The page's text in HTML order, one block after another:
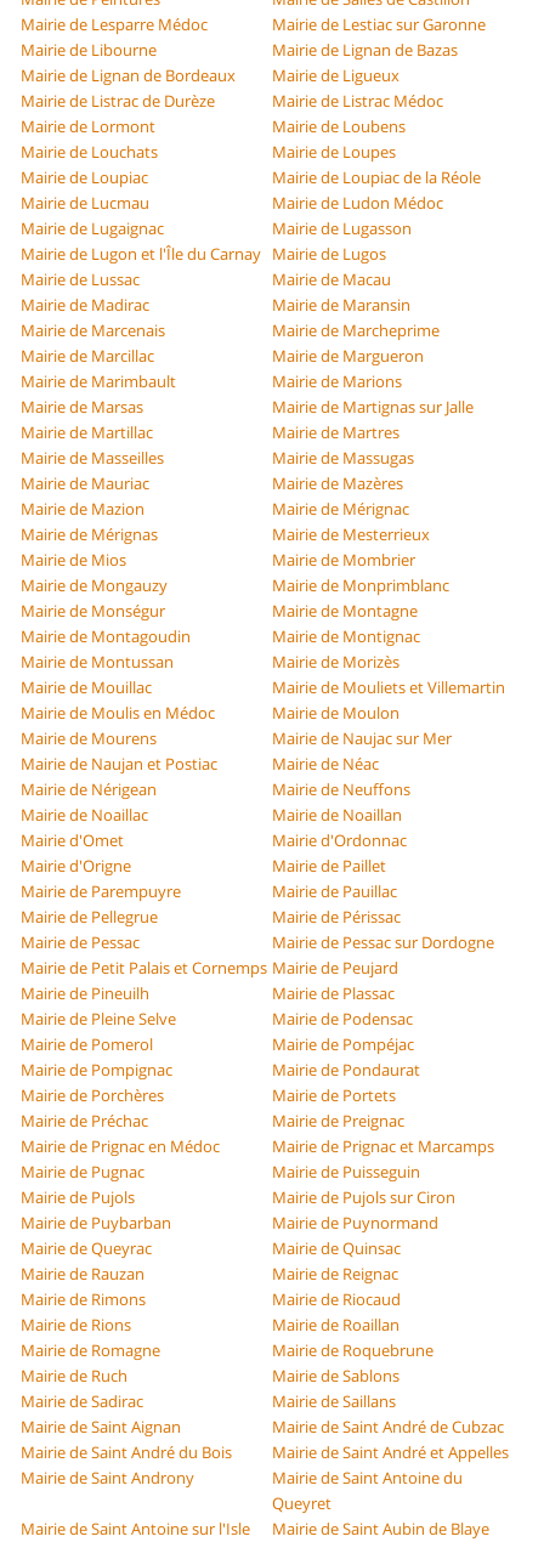
Mairie de Lesparre Médoc
Mairie de Lestiac sur Garonne
Mairie de Libourne
Mairie de Lignan de Bazas
Mairie de Lignan de Bordeaux
Mairie de Ligueux
Mairie de Listrac de Durèze
Mairie de Listrac Médoc
Mairie de Lormont
Mairie de Loubens
Mairie de Louchats
Mairie de Loupes
Mairie de Loupiac
Mairie de Loupiac de la Réole
Mairie de Lucmau
Mairie de Ludon Médoc
Mairie de Lugaignac
Mairie de Lugasson
Mairie de Lugon et l'Île du Carnay Mairie de Lugos
Mairie de Lussac
Mairie de Macau
Mairie de Madirac
Mairie de Maransin
Mairie de Marcenais
Mairie de Marcheprime
Mairie de Marcillac
Mairie de Margueron
Mairie de Marimbault
Mairie de Marions
Mairie de Marsas
Mairie de Martignas sur Jalle
Mairie de Martillac
Mairie de Martres
Mairie de Masseilles
Mairie de Massugas
Mairie de Mauriac
Mairie de Mazères
Mairie de Mazion
Mairie de Mérignac
Mairie de Mérignas
Mairie de Mesterrieux
Mairie de Mios
Mairie de Mombrier
Mairie de Mongauzy
Mairie de Monprimblanc
Mairie de Monségur
Mairie de Montagne
Mairie de Montagoudin
Mairie de Montignac
Mairie de Montussan
Mairie de Morizès
Mairie de Mouillac
Mairie de Mouliets et Villemartin
Mairie de Moulis en Médoc
Mairie de Moulon
Mairie de Mourens
Mairie de Naujac sur Mer
Mairie de Naujan et Postiac
Mairie de Néac
Mairie de Nérigean
Mairie de Neuffons
Mairie de Noaillac
Mairie de Noaillan
Mairie d'Omet
Mairie d'Ordonnac
Mairie d'Origne
Mairie de Paillet
Mairie de Parempuyre
Mairie de Pauillac
Mairie de Pellegrue
Mairie de Périssac
Mairie de Pessac
Mairie de Pessac sur Dordogne
Mairie de Petit Palais et Cornemps Mairie de Peujard
Mairie de Pineuilh
Mairie de Plassac
Mairie de Pleine Selve
Mairie de Podensac
Mairie de Pomerol
Mairie de Pompéjac
Mairie de Pompignac
Mairie de Pondaurat
Mairie de Porchères
Mairie de Portets
Mairie de Préchac
Mairie de Preignac
Mairie de Prignac en Médoc
Mairie de Prignac et Marcamps
Mairie de Pugnac
Mairie de Puisseguin
Mairie de Pujols
Mairie de Pujols sur Ciron
Mairie de Puybarban
Mairie de Puynormand
Mairie de Queyrac
Mairie de Quinsac
Mairie de Rauzan
Mairie de Reignac
Mairie de Rimons
Mairie de Riocaud
Mairie de Rions
Mairie de Roaillan
Mairie de Romagne
Mairie de Roquebrune
Mairie de Ruch
Mairie de Sablons
Mairie de Sadirac
Mairie de Saillans
Mairie de Saint Aignan
Mairie de Saint André de Cubzac
Mairie de Saint André du Bois
Mairie de Saint André et Appelles
Mairie de Saint Androny
Mairie de Saint Antoine du
Queyret
Mairie de Saint Antoine sur l'Isle
Mairie de Saint Aubin de Blaye